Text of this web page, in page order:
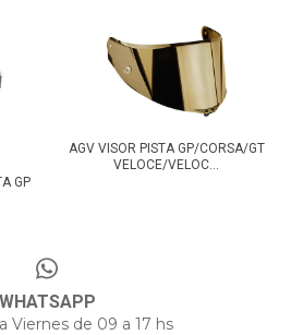
GP
AGV VISOR PISTA GP/CORSA/GT
VELOCE/VELOC...
WHATSAPP
Viernes de 09 a 17 hs